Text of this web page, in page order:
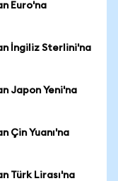
Euro'na
İngiliz Sterlini'na
Japon Yeni'na
Çin Yuanı'na
Türk Lirası'na